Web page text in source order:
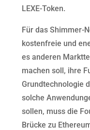
LEXE-Token.
Für das Shimmer-
kostenfreie und
es anderen
machen soll, ihre
Grundtechnologie
solche
sollen, muss die
Brücke zu